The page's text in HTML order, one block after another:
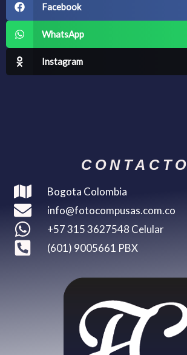
Facebook
WhatsApp
Instagram
Bogota Colombia
info@fotocompusas.com.co
+57 315 3627548 Celular
(601) 9005661 PBX
CONTACTO